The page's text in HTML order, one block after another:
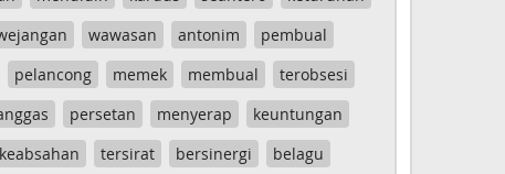
wawasan antonim
pembual
pelancong memek membual
terobsesi
persetan menyerap
keuntungan
keabsahan tersirat bersinergi
belagu